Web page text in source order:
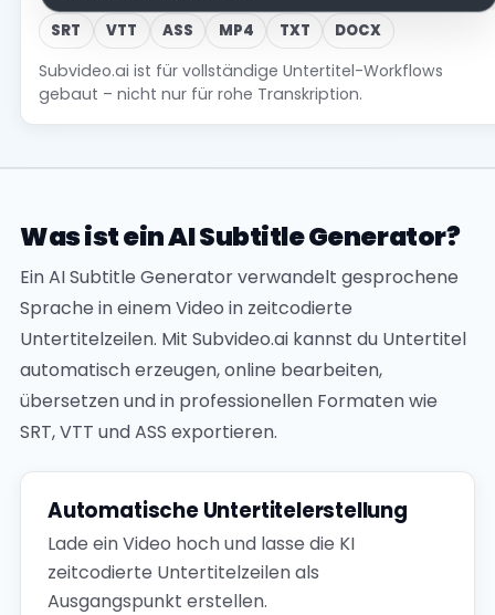
SRT VTT ASS MP4 TXT DOCX
Subvideo.ai ist für vollständige Untertitel-Workflows
gebaut – nicht nur für rohe Transkription.
Was ist ein AI Subtitle Generator?
Ein AI Subtitle Generator verwandelt gesprochene
Sprache in einem Video in zeitcodierte
Untertitelzeilen. Mit Subvideo.ai kannst du Untertitel
automatisch erzeugen, online bearbeiten,
übersetzen und in professionellen Formaten wie
SRT, VTT und ASS exportieren.
Automatische Untertitelerstellung
Lade ein Video hoch und lasse die KI
zeitcodierte Untertitelzeilen als
Ausgangspunkt erstellen.